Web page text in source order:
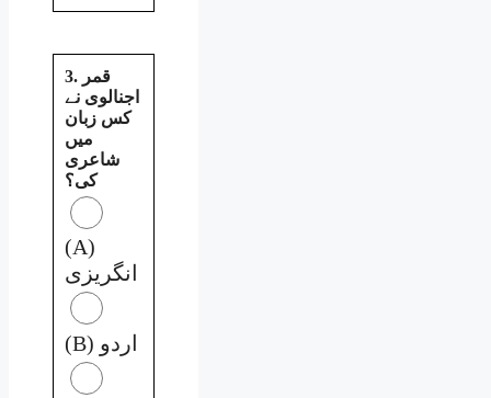
3. قمر
اجنالوی نے
کس زبان
میں
شاعری
کی؟
(A)
انگریزی
(B) اردو